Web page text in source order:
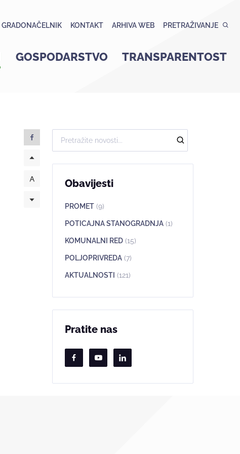
GRADONAČELNIK KONTAKT ARHIVA WEB PRETRAŽIVANJE
GOSPODARSTVO TRANSPARENTOST
Obavijesti
PROMET (9)
POTICAJNA STANOGRADNJA (1)
KOMUNALNI RED (15)
POLJOPRIVREDA (7)
AKTUALNOSTI (121)
Pratite nas